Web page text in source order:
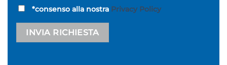
*consenso alla nostra Privacy Policy